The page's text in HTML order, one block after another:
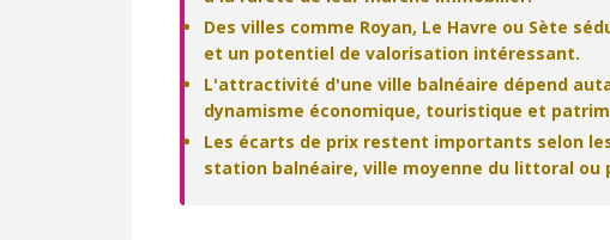
Des villes comme Royan, Le Havre ou Sète
et un potentiel de valorisation intéressant.
L'attractivité d'une ville balnéaire dépend
dynamisme économique, touristique et
Les écarts de prix restent importants selon
station balnéaire, ville moyenne du littoral ou